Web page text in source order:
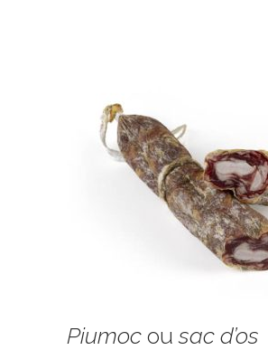
Piumoc ou sac d’os